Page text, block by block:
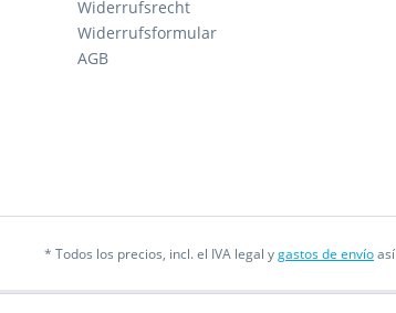
Widerrufsrecht
Widerrufsformular
AGB
* Todos los precios, incl. el IVA legal ygastos de envío